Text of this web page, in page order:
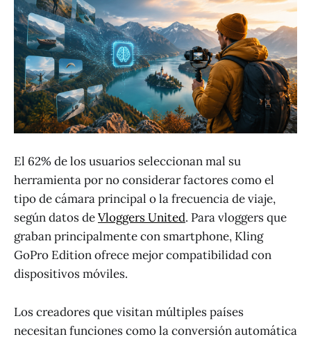
El 62% de los usuarios seleccionan mal su
herramienta por no considerar factores como el
tipo de cámara principal o la frecuencia de viaje,
según datos deVloggers United. Para vloggers que
graban principalmente con smartphone, Kling
GoPro Edition ofrece mejor compatibilidad con
dispositivos móviles.
Los creadores que visitan múltiples países
necesitan funciones como la conversión automática